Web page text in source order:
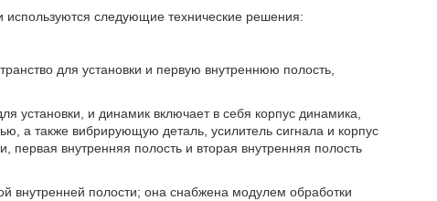
следующие технические решения:
для установки и первую внутреннюю полость,
установки, и динамик включает в себя корпус динамика,
а также вибрирующую деталь, усилитель сигнала и корпус
внутренняя полость и вторая внутренняя полость
внутренней полости; она снабжена модулем обработки